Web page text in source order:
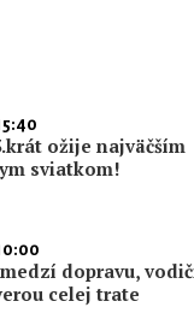
ožije najväčším
sviatkom!
dopravu,
celej trate